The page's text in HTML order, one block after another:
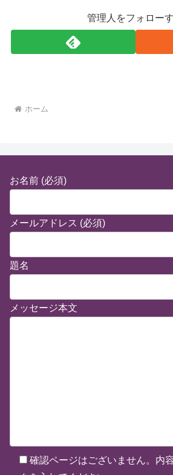
管理人をフォロー
ホーム
お名前 (必須)
メールアドレス (必須)
題名
メッセージ本文
確認ページはございません。内